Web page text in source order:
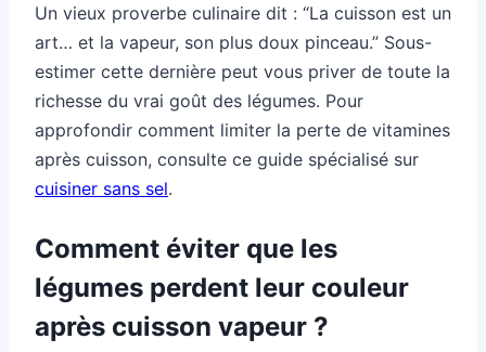
Un vieux proverbe culinaire dit : “La cuisson est un
art… et la vapeur, son plus doux pinceau.” Sous-
estimer cette dernière peut vous priver de toute la
richesse du vrai goût des légumes. Pour
approfondir comment limiter la perte de vitamines
après cuisson, consulte ce guide spécialisé sur
cuisiner sans sel.
Comment éviter que les
légumes perdent leur couleur
après cuisson vapeur ?